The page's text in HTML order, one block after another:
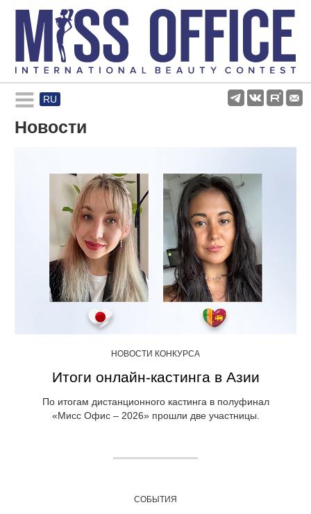
RU
Rules and regulations
Participants
Gallery
Новости
НОВОСТИ КОНКУРСА
Итоги онлайн-кастинга в Азии
По итогам дистанционного кастинга в полуфинал
«Мисс Офис – 2026» прошли две участницы.
СОБЫТИЯ